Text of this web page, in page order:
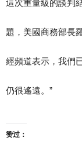
這次重量級的談判
題，美國商務部長
經頻道表示，我們
仍很遙遠。”
赞过：